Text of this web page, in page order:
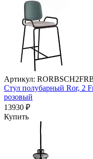
Артикул:
Стул полубарный Ror, 2
розовый
13930 ₽
Купить